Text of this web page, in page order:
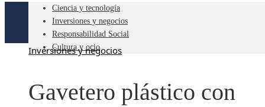
Ciencia y tecnología
Inversiones y negocios
Responsabilidad Social
Cultura y ocio
Inversiones y negocios
Gavetero plástico con